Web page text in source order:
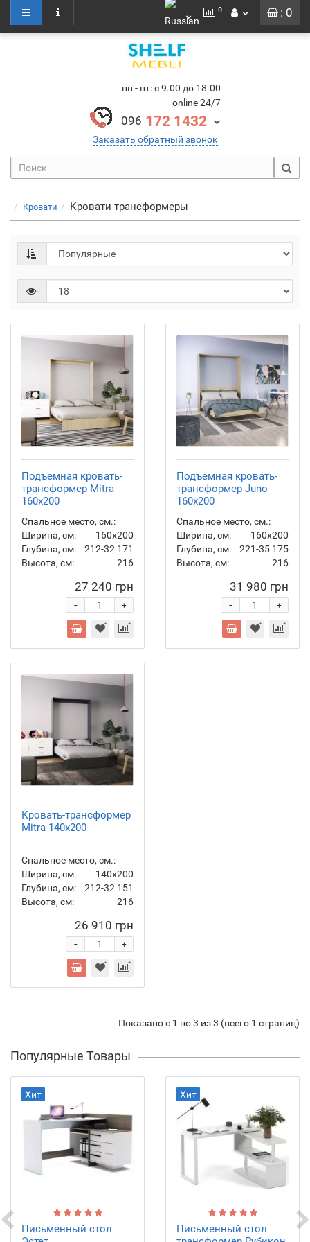
: 0
0
пн - пт: с 9.00 до 18.00
online 24/7
096 172 1432
Заказать обратный звонок
Кровати Кровати трансформеры
Подъемная кровать-
трансформер Mitra
160x200
Спальное место, см.:
160x200
Ширина, см:
171
Глубина, см:
212-32
Высота, см:
216
27 240 грн
+
-
Подъемная кровать-
трансформер Juno
160x200
Спальное место, см.:
160x200
Ширина, см:
175
Глубина, см:
221-35
Высота, см:
216
31 980 грн
+
-
Кровать-трансформер
Mitra 140x200
Спальное место, см.:
140x200
Ширина, см:
151
Глубина, см:
212-32
Высота, см:
216
26 910 грн
+
-
Показано с 1 по 3 из 3 (всего 1 страниц)
Популярные Товары
Хит
Письменный стол
Хит
Письменный стол